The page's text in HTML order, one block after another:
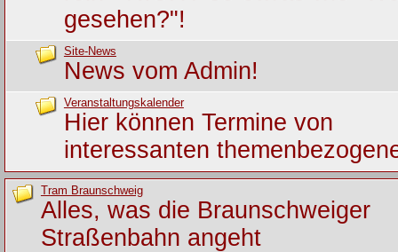
gesehen?"!
Site-News
News vom Admin!
Veranstaltungskalender
Hier können Termine von
interessanten
Tram Braunschweig
Alles, was die Braunschweiger
Straßenbahn angeht